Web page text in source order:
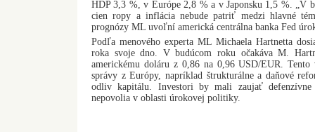
HDP 3,3 %, v Európe 2,8 % a v Japonsku 1,5 %. „V
cien ropy a inflácia nebude patriť medzi hlavné
prognózy ML uvoľní americká centrálna banka Fed
Podľa menového experta ML Michaela Hartnetta
roka svoje dno. V budúcom roku očakáva M.
americkému doláru z 0,86 na 0,96 USD/EUR.
správy z Európy, napríklad štrukturálne a daňové
odliv kapitálu. Investori by mali zaujať defenzívne
nepovolia v oblasti úrokovej politiky.